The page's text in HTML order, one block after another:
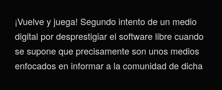
¡Vuelve y juega! Segundo intento de un medio
digital por desprestigiar el software libre cuando
se supone que precisamente son unos medios
enfocados en informar a la comunidad de dicha